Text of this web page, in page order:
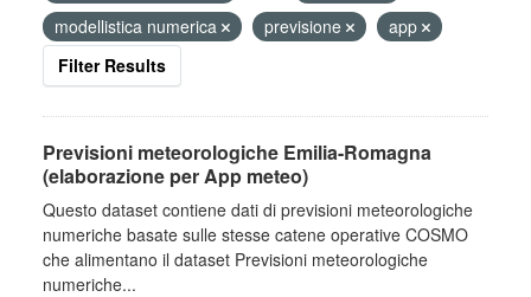
modellistica numerica
previsione
app
Filter Results
Previsioni meteorologiche Emilia-Romagna
(elaborazione per App meteo)
Questo dataset contiene dati di previsioni meteorologiche
numeriche basate sulle stesse catene operative COSMO
che alimentano il dataset Previsioni meteorologiche
numeriche...